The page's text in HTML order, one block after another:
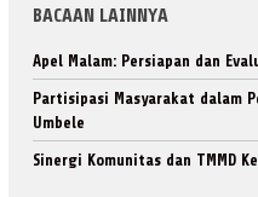
BACAAN LAINNYA
Apel Malam: Persiapan dan
Partisipasi Masyarakat dalam
Umbele
Sinergi Komunitas dan TMMD